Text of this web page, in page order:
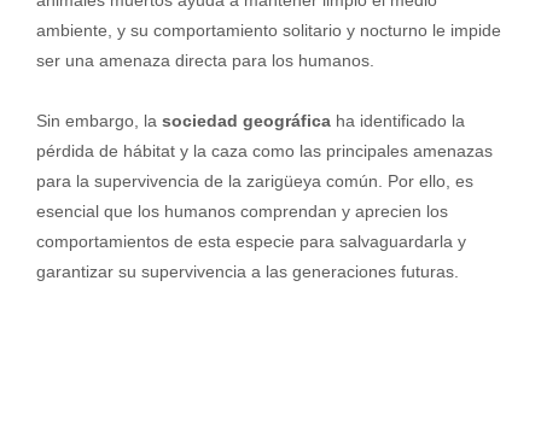
ambiente, y su comportamiento solitario y nocturno le impide
ser una amenaza directa para los humanos.
Sin embargo, la sociedad geográfica ha identificado la
pérdida de hábitat y la caza como las principales amenazas
para la supervivencia de la zarigüeya común. Por ello, es
esencial que los humanos comprendan y aprecien los
comportamientos de esta especie para salvaguardarla y
garantizar su supervivencia a las generaciones futuras.